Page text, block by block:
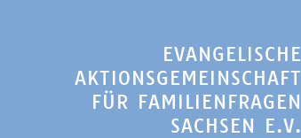
EVANGELISCHE
AKTIONSGEMEINSCHAFT
FÜR FAMILIENFRAGEN
SACHSEN E.V.